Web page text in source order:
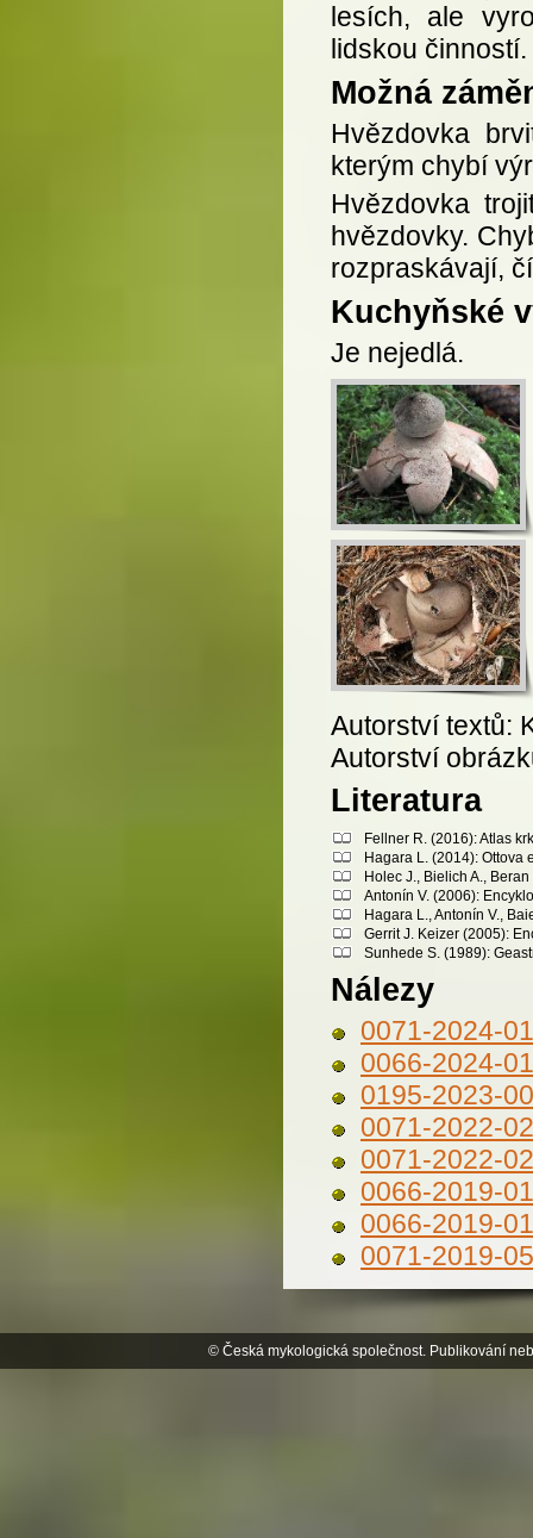
lesích, ale
lidskou
Možná
Hvězdovka
kterým chybí
Hvězdovka
hvězdovky.
rozpraskávají,
Kuchyňské
Je nejedlá.
Autorství textů:
Autorství
Literatura
Fellner R. (2016): Atlas
Hagara L. (2014): Ottova
Holec J., Bielich A.,
Antonín V. (2006):
Hagara L., Antonín V.,
Gerrit J. Keizer (2005):
Sunhede S. (1989):
Nálezy
0071-2024-
0066-2024-
0195-2023-
0071-2022-
0071-2022-
0066-2019-
0066-2019-
0071-2019-
© Česká mykologická společnost. Publikování